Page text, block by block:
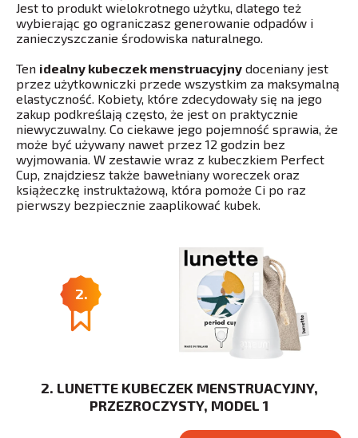
Jest to produkt wielokrotnego użytku, dlatego też
wybierając go ograniczasz generowanie odpadów i
zanieczyszczanie środowiska naturalnego.
Ten idealny kubeczek menstruacyjny doceniany jest
przez użytkowniczki przede wszystkim za maksymalną
elastyczność. Kobiety, które zdecydowały się na jego
zakup podkreślają często, że jest on praktycznie
niewyczuwalny. Co ciekawe jego pojemność sprawia, że
może być używany nawet przez 12 godzin bez
wyjmowania. W zestawie wraz z kubeczkiem Perfect
Cup, znajdziesz także bawełniany woreczek oraz
książeczkę instruktażową, która pomoże Ci po raz
pierwszy bezpiecznie zaaplikować kubek.
2.
2. LUNETTE KUBECZEK MENSTRUACYJNY,
PRZEZROCZYSTY, MODEL 1